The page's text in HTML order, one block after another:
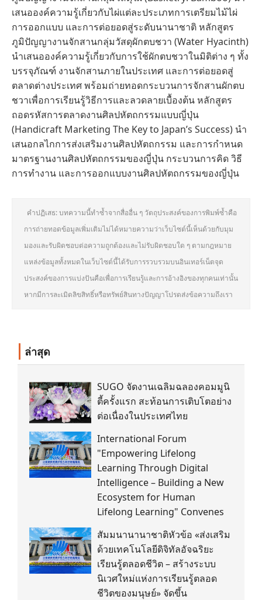
เสนอองค์ความรู้เกี่ยวกับไผ่แต่ละประเภทการเตรียมไม้ไผ่
การออกแบบ และการต่อยอดสู่ระดับนานาชาติ หลักสูตร
ภูมิปัญญางานจักสานกลุ่มวัสดุผักตบชวา (Water Hyacinth)
นำเสนอองค์ความรู้เกี่ยวกับการใช้ผักตบชวาในมิติต่าง ๆ ทั้ง
บรรจุภัณฑ์ งานจักสานภายในประเทศ และการต่อยอดสู่
ตลาดต่างประเทศ พร้อมถ่ายทอดกระบวนการจักสานผักตบ
ชวาเพื่อการเรียนรู้วิธีการและลวดลายเบื้องต้น หลักสูตร
ถอดรหัสการตลาดงานศิลปหัตถกรรมแบบญี่ปุ่น
(Handicraft Marketing The Key to Japan’s Success) นำ
เสนอกลไกการส่งเสริมงานศิลปหัตถกรรม และการกำหนด
มาตรฐานงานศิลปหัตถกรรมของญี่ปุ่น กระบวนการคิด วิธี
การทำงาน และการออกแบบงานศิลปหัตถกรรมของญี่ปุ่น
คำปฏิเสธ: บทความนี้ทำซ้ำจากสื่ออื่น ๆ วัตถุประสงค์ของการพิมพ์ซ้ำคือ
การถ่ายทอดข้อมูลเพิ่มเติมไม่ได้หมายความว่าเว็บไซต์นี้เห็นด้วยกับมุม
มองและรับผิดชอบต่อความถูกต้องและไม่รับผิดชอบใด ๆ ตามกฎหมาย
แหล่งข้อมูลทั้งหมดในเว็บไซต์นี้ได้รับการรวบรวมบนอินเทอร์เน็ตจุด
ประสงค์ของการแบ่งปันคือเพื่อการเรียนรู้และการอ้างอิงของทุกคนเท่านั้น
หากมีการละเมิดลิขสิทธิ์หรือทรัพย์สินทางปัญญาโปรดส่งข้อความถึงเรา
ล่าสุด
SUGO จัดงานเฉลิมฉลองคอมมูนิ
ตี้ครั้งแรก สะท้อนการเติบโตอย่าง
ต่อเนื่องในประเทศไทย
International Forum
"Empowering Lifelong
Learning Through Digital
Intelligence – Building a New
Ecosystem for Human
Lifelong Learning" Convenes
สัมมนานานาชาติหัวข้อ «ส่งเสริม
ด้วยเทคโนโลยีดิจิทัลอัจฉริยะ
เรียนรู้ตลอดชีวิต – สร้างระบบ
นิเวศใหม่แห่งการเรียนรู้ตลอด
ชีวิตของมนุษย์» จัดขึ้น